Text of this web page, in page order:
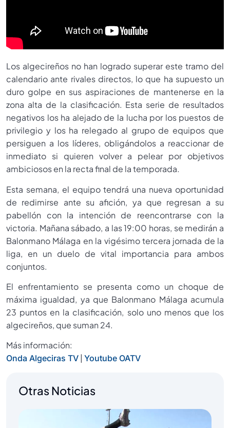
Los algecireños no han logrado superar este tramo del
calendario ante rivales directos, lo que ha supuesto un
duro golpe en sus aspiraciones de mantenerse en la
zona alta de la clasificación. Esta serie de resultados
negativos los ha alejado de la lucha por los puestos de
privilegio y los ha relegado al grupo de equipos que
persiguen a los líderes, obligándolos a reaccionar de
inmediato si quieren volver a pelear por objetivos
ambiciosos en la recta final de la temporada.
Esta semana, el equipo tendrá una nueva oportunidad
de redimirse ante su afición, ya que regresan a su
pabellón con la intención de reencontrarse con la
victoria. Mañana sábado, a las 19:00 horas, se medirán a
Balonmano Málaga en la vigésimo tercera jornada de la
liga, en un duelo de vital importancia para ambos
conjuntos.
El enfrentamiento se presenta como un choque de
máxima igualdad, ya que Balonmano Málaga acumula
23 puntos en la clasificación, solo uno menos que los
algecireños, que suman 24.
Más información:
Onda Algeciras TV | Youtube OATV
Otras Noticias